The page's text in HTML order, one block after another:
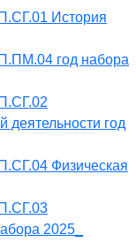
История
год набора
год
Физическая
2025_